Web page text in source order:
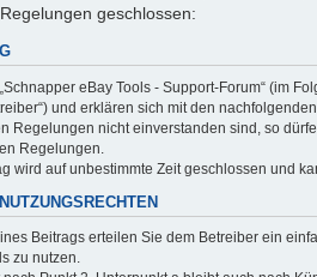
geschlossen:
eBay Tools - Support-Forum“ (im
und erklären sich mit den
Regelungen nicht einverstanden sind, so
Regelungen.
wird auf unbestimmte Zeit geschlossen und
Beitrags erteilen Sie dem Betreiber ein
zu nutzen.